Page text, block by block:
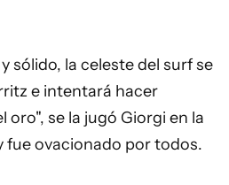
sólido, la celeste del surf se
e intentará hacer
oro", se la jugó Giorgi en la
fue ovacionado por todos.